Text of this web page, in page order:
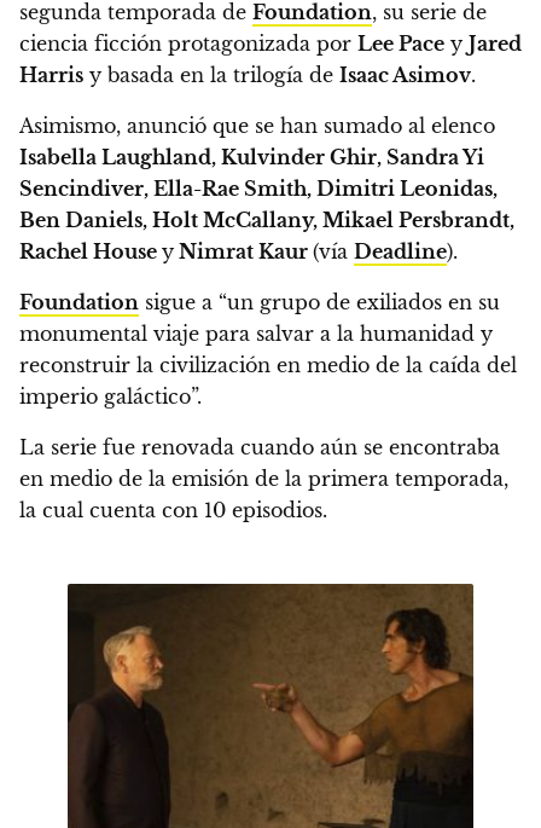
segunda temporada de Foundation, su serie de
ciencia ficción protagonizada por Lee Pace y Jared
Harris y basada en la trilogía de Isaac Asimov.
Asimismo, anunció que se han sumado al elenco
Isabella Laughland, Kulvinder Ghir, Sandra Yi
Sencindiver, Ella-Rae Smith, Dimitri Leonidas,
Ben Daniels, Holt McCallany, Mikael Persbrandt,
Rachel House y Nimrat Kaur (vía Deadline).
Foundation sigue a “un grupo de exiliados en su
monumental viaje para salvar a la humanidad y
reconstruir la civilización en medio de la caída del
imperio galáctico”.
La serie fue renovada cuando aún se encontraba
en medio de la emisión de la primera temporada,
la cual cuenta con 10 episodios.